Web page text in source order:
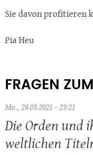
Sie davon profitieren
Pia Heu
FRAGEN
Mo., 29.03.2021 - 23:21
Die Orden und
weltlichen